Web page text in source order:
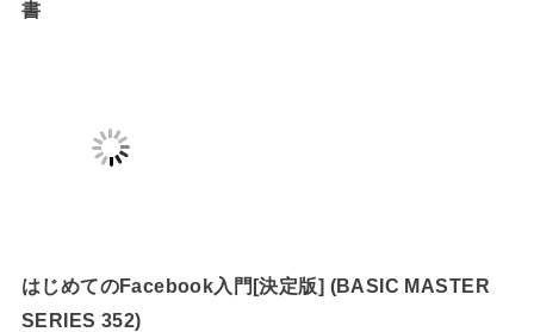
書
はじめてのFacebook入門[決定版] (BASIC MASTER
SERIES 352)